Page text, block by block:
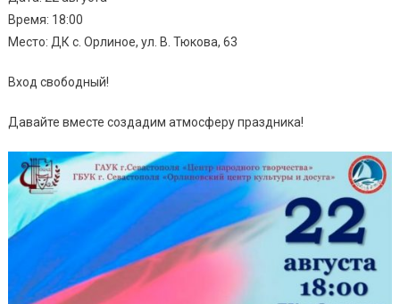
Время: 18:00
Место: ДК с. Орлиное, ул. В. Тюкова, 63
Вход свободный!
Давайте вместе создадим атмосферу праздника!